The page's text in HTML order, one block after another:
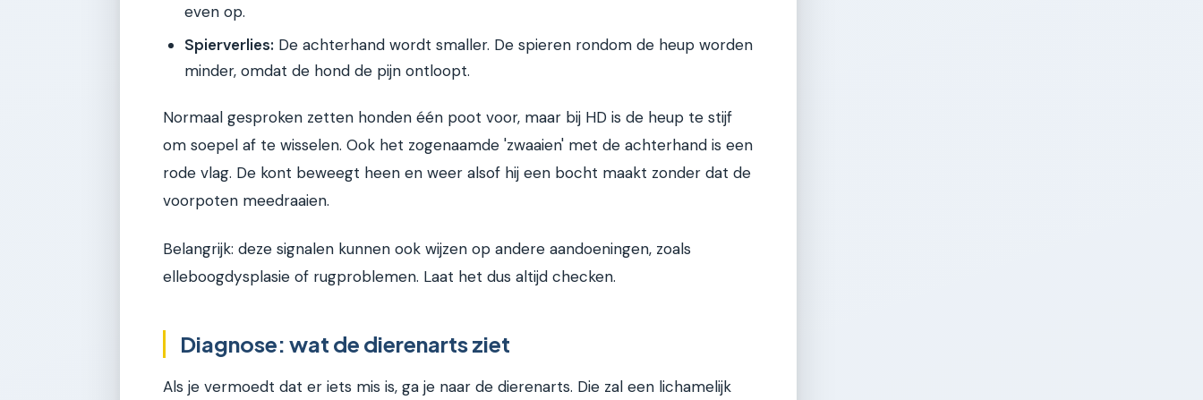
even op.
Spierverlies: De achterhand wordt smaller. De spieren rondom de heup worden
minder, omdat de hond de pijn ontloopt.
Normaal gesproken zetten honden één poot voor, maar bij HD is de heup te stijf
om soepel af te wisselen. Ook het zogenaamde 'zwaaien' met de achterhand is een
rode vlag. De kont beweegt heen en weer alsof hij een bocht maakt zonder dat de
voorpoten meedraaien.
Belangrijk: deze signalen kunnen ook wijzen op andere aandoeningen, zoals
elleboogdysplasie of rugproblemen. Laat het dus altijd checken.
Diagnose: wat de dierenarts ziet
Als je vermoedt dat er iets mis is, ga je naar de dierenarts. Die zal een lichamelijk